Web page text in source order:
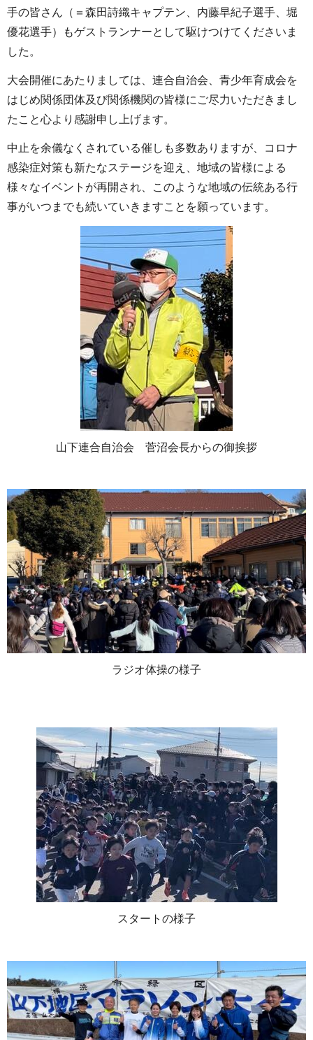
手の皆さん（＝森田詩織キャプテン、内藤早紀子選手、堀
優花選手）もゲストランナーとして駆けつけてくださいま
した。
大会開催にあたりましては、連合自治会、青少年育成会を
はじめ関係団体及び関係機関の皆様にご尽力いただきまし
たこと心より感謝申し上げます。
中止を余儀なくされている催しも多数ありますが、コロナ
感染症対策も新たなステージを迎え、地域の皆様による
様々なイベントが再開され、このような地域の伝統ある行
事がいつまでも続いていきますことを願っています。
山下連合自治会 菅沼会長からの御挨拶
ラジオ体操の様子
スタートの様子